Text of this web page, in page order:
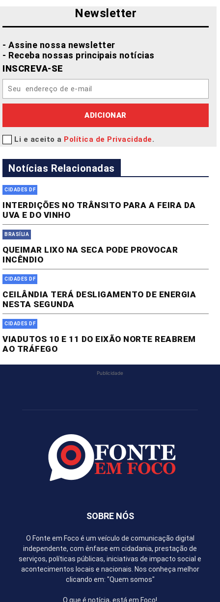
Newsletter
- Assine nossa newsletter
- Receba nossas principais notícias
INSCREVA-SE
ADICIONAR
Li e aceito a Política de Privacidade.
Notícias Relacionadas
CIDADES DF
INTERDIÇÕES NO TRÂNSITO PARA A FEIRA DA
UVA E DO VINHO
BRASÍLIA
QUEIMAR LIXO NA SECA PODE PROVOCAR
INCÊNDIO
CIDADES DF
CEILÂNDIA TERÁ DESLIGAMENTO DE ENERGIA
NESTA SEGUNDA
CIDADES DF
VIADUTOS 10 E 11 DO EIXÃO NORTE REABREM
AO TRÁFEGO
Publicidade
SOBRE NÓS
O Fonte em Foco é um veículo de comunicação digital
independente, com ênfase em cidadania, prestação de
serviços, políticas públicas, iniciativas de impacto social e
acontecimentos locais e nacionais. Nos conheça melhor
clicando em: "Quem somos"
O que é notícia, está em Foco!